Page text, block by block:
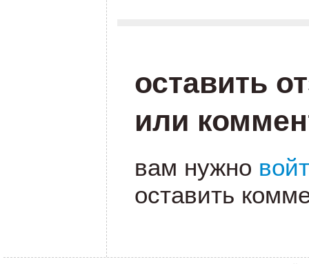
оставить
или
вам нужно
оставить